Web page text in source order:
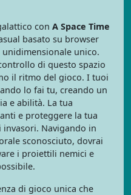
con A Space Time
basato su browser
unico.
di questo spazio
il ritmo del gioco. I tuoi
lo fai tu, creando un
e abilità. La tua
e proteggere la tua
Navigando in
sconosciuto, dovrai
i proiettili nemici e
di gioco unica che